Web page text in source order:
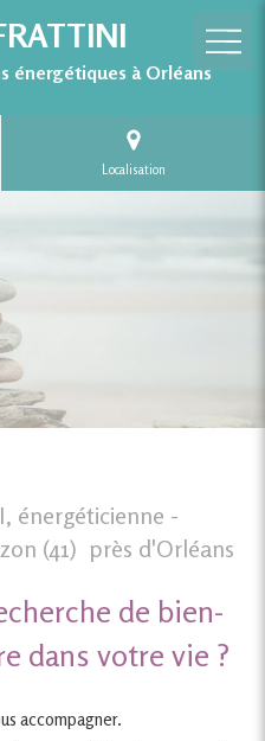
énergétiques à Orléans
Localisation
énergéticienne -
(41) près d'Orléans
de bien-
dans votre vie ?
accompagner.